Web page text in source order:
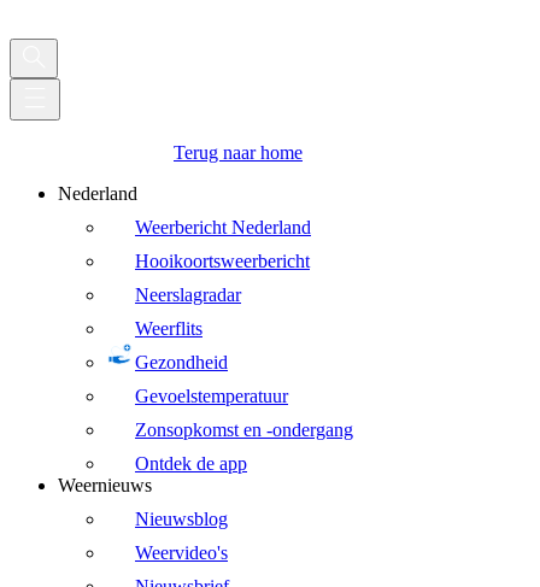
Terug naar home
Nederland
Weerbericht Nederland
Hooikoortsweerbericht
Neerslagradar
Weerflits
Gezondheid
Gevoelstemperatuur
Zonsopkomst en -ondergang
Ontdek de app
Weernieuws
Nieuwsblog
Weervideo's